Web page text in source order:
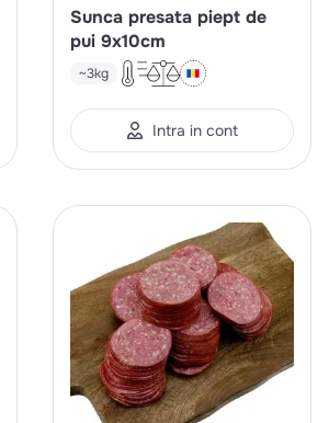
Sunca presata piept de
pui 9x10cm
~3kg
Intra in cont